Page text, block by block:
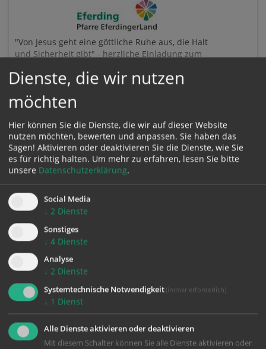
"Von Jesus geht eine göttliche Ruhe aus, die Halt
und Sicherheit gibt" - herzliche Einladung zum
"Wir haben fünf Brote und zwei Fische!"
Durch das Hinhören sättigt Gott unsere
Lebenswünsche und Hoffnungen - herzliche
Einladung zum Mitfeiern des
Dienste, die wir nutzen
möchten
Hier können Sie die Dienste, die wir auf dieser Website
nutzen möchten, bewerten und anpassen. Sie haben das
Sagen! Aktivieren oder deaktivieren Sie die Dienste, wie Sie
es für richtig halten. Um mehr zu erfahren, lesen Sie bitte
unsere Datenschutzerklärung.
Social Media
↓ 2 Dienste
Sonstiges
↓ 4 Dienste
Analyse
↓ 2 Dienste
Systemtechnische Notwendigkeit (immer erforderlich)
↓ 1 Dienst
Alle Dienste aktivieren oder deaktivieren
Mit diesem Schalter können Sie alle Dienste aktivieren oder